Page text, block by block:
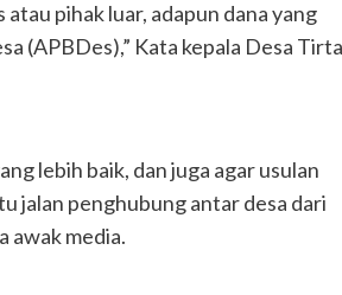
pihak luar, adapun dana yang
(APBDes),” Kata kepala Desa Tirta
lebih baik, dan juga agar usulan
jalan penghubung antar desa dari
awak media.